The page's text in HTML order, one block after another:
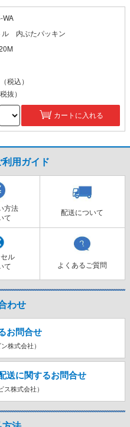
WA
ル 内ぶたパッキン
（税込）
税抜）
カートに入れる
用ガイド
方法
て
配送について
ル
て
よくあるご質問
わせ
お問合せ
株式会社）
送に関するお問合せ
ス株式会社）